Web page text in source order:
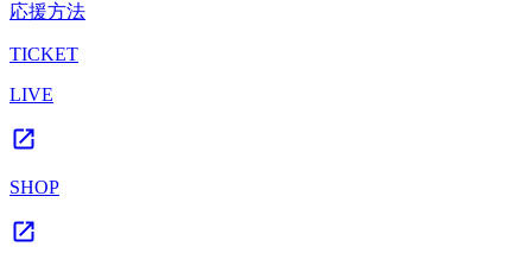
応援方法
TICKET
LIVE
SHOP